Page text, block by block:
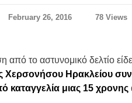
February 26, 2016 78 Views
από το αστυνομικό δελτίο
Χερσονήσου Ηρακλείου
καταγγελία μιας 15 χρονης